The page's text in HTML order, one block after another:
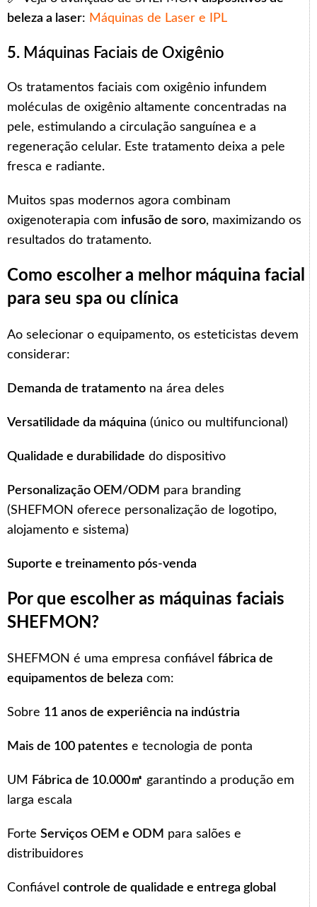
beleza a laser: Máquinas de Laser e IPL
5. Máquinas Faciais de Oxigênio
Os tratamentos faciais com oxigênio infundem
moléculas de oxigênio altamente concentradas na
pele, estimulando a circulação sanguínea e a
regeneração celular. Este tratamento deixa a pele
fresca e radiante.
Muitos spas modernos agora combinam
oxigenoterapia com infusão de soro, maximizando os
resultados do tratamento.
Como escolher a melhor máquina facial
para seu spa ou clínica
Ao selecionar o equipamento, os esteticistas devem
considerar:
Demanda de tratamento na área deles
Versatilidade da máquina (único ou multifuncional)
Qualidade e durabilidade do dispositivo
Personalização OEM/ODM para branding
(SHEFMON oferece personalização de logotipo,
alojamento e sistema)
Suporte e treinamento pós-venda
Por que escolher as máquinas faciais
SHEFMON?
SHEFMON é uma empresa confiável fábrica de
equipamentos de beleza com:
Sobre 11 anos de experiência na indústria
Mais de 100 patentes e tecnologia de ponta
UM Fábrica de 10.000㎡ garantindo a produção em
larga escala
Forte Serviços OEM e ODM para salões e
distribuidores
Confiável controle de qualidade e entrega global